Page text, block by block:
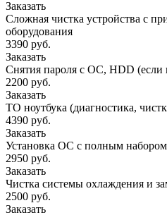
Заказать
Сложная чистка устройства с
оборудования
3390 руб.
Заказать
Снятия пароля с OC, HDD
2200 руб.
Заказать
ТО ноутбука (диагностика,
4390 руб.
Заказать
Установка ОС с полным набором
2950 руб.
Заказать
Чистка системы охлаждения и
2500 руб.
Заказать